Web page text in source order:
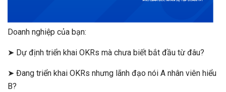
Doanh nghiệp của bạn:
➤ Dự định triển khai OKRs mà chưa biết bắt đầu từ đâu?
➤ Đang triển khai OKRs nhưng lãnh đạo nói A nhân viên hiểu
B?